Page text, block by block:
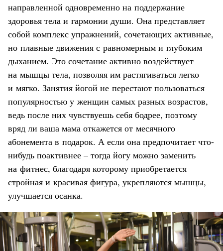
направленной одновременно на поддержание
здоровья тела и гармонии души. Она представляет
собой комплекс упражнений, сочетающих активные,
но плавные движения с равномерным и глубоким
дыханием. Это сочетание активно воздействует
на мышцы тела, позволяя им растягиваться легко
и мягко. Занятия йогой не перестают пользоваться
популярностью у женщин самых разных возрастов,
ведь после них чувствуешь себя бодрее, поэтому
вряд ли ваша мама откажется от месячного
абонемента в подарок. А если она предпочитает что-
нибудь поактивнее – тогда йогу можно заменить
на фитнес, благодаря которому приобретается
стройная и красивая фигура, укрепляются мышцы,
улучшается осанка.